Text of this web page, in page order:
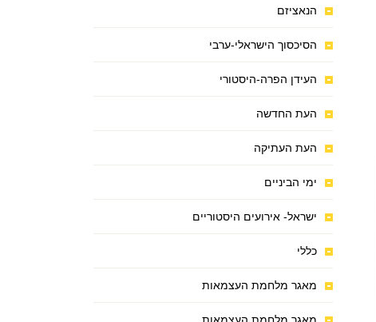
הנאציזם
הסיכסוך הישראלי-ערבי
העידן הפרה-היסטורי
העת החדשה
העת העתיקה
ימי הביניים
ישראל- אירועים היסטוריים
כללי
מאגר מלחמת העצמאות